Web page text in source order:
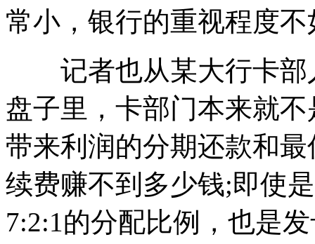
常小，银行的重视程度
记者也从某大行卡部
盘子里，卡部门本来就
带来利润的分期还款和
续费赚不到多少钱;即使
7:2:1的分配比例，也是